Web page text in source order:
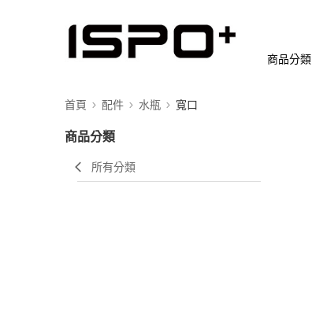
商品分類
首頁 配件 水瓶 寬口
商品分類
所有分類